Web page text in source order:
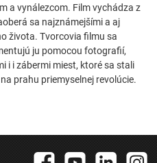
a vynálezcom. Film vychádza z
sa najznámejšími a aj
života. Tvorcovia filmu sa
ju pomocou fotografií,
i i zábermi miest, ktoré sa stali
prahu priemyselnej revolúcie.